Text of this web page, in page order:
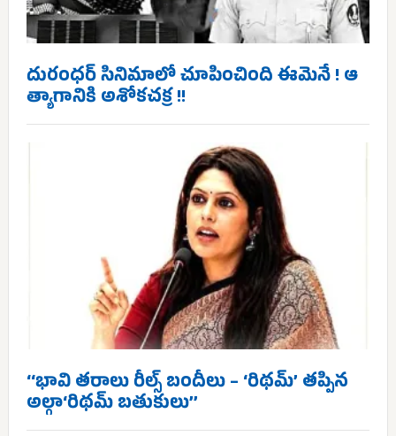
దురంధర్ సినిమాలో చూపించింది ఈమెనే ! ఆ
త్యాగానికి అశోకచక్ర !!
‘‘భావి తరాలు రీల్స్‌ బందీలు – ‘రిథమ్’ తప్పిన
అల్గా‘రిథమ్ బతుకులు’’